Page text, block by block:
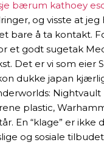
bærum kathoey
og visste at
å ta kontakt.
et godt sugetak
Det er vi som eier
dukke japan
plastic,
En “klage” er
og sosiale